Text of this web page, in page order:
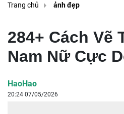
Trang chủ ảnh đẹp
284+ Cách Vẽ
Nam Nữ Cực
HaoHao
20:24 07/05/2026